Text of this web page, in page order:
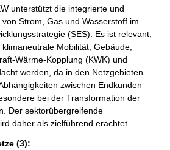
unterstützt die integrierte und
Strom, Gas und Wasserstoff im
(SES). Es ist relevant,
Mobilität, Gebäude,
Wärme-Kopplung (KWK) und
werden, da in den Netzgebieten
zwischen Endkunden
bei der Transformation der
Der sektorübergreifende
daher als zielführend erachtet.
(3):